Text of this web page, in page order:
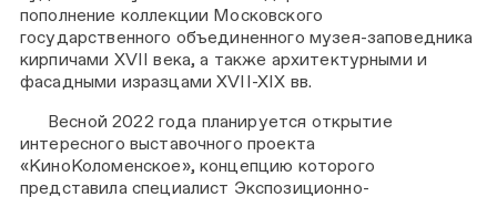
пополнение коллекции Московского
государственного объединенного музея-заповедника
кирпичами XVII века, а также архитектурными и
фасадными изразцами XVII-XIX вв.
Весной 2022 года планируется открытие
интересного выставочного проекта
«КиноКоломенское», концепцию которого
представила специалист Экспозиционно-